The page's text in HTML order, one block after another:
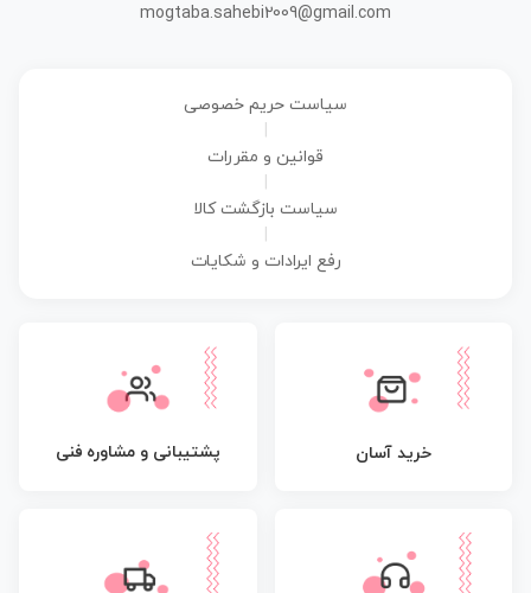
mogtaba.sahebi2009@gmail.com
سیاست حریم خصوصی
قوانین و مقررات
سیاست بازگشت کالا
رفع ایرادات و شکایات
خرید آسان پشتیبانی و مشاوره فنی